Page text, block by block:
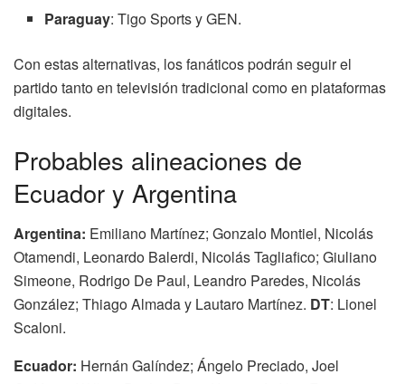
Paraguay: Tigo Sports y GEN.
Con estas alternativas, los fanáticos podrán seguir el
partido tanto en televisión tradicional como en plataformas
digitales.
Probables alineaciones de
Ecuador y Argentina
Argentina: Emiliano Martínez; Gonzalo Montiel, Nicolás
Otamendi, Leonardo Balerdi, Nicolás Tagliafico; Giuliano
Simeone, Rodrigo De Paul, Leandro Paredes, Nicolás
González; Thiago Almada y Lautaro Martínez. DT: Lionel
Scaloni.
Ecuador: Hernán Galíndez; Ángelo Preciado, Joel